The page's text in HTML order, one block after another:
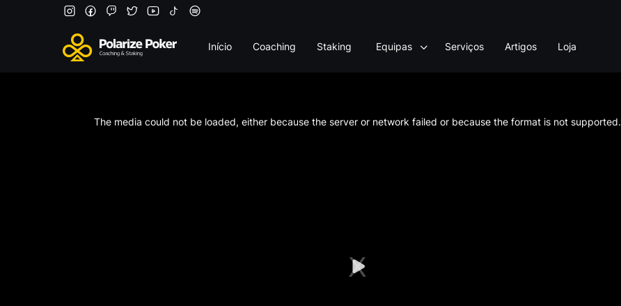
Início Coaching Staking Equipas Serviços Artigos Loja
Play
The media could not be loaded, either because the server or network failed or because the format is not supported.